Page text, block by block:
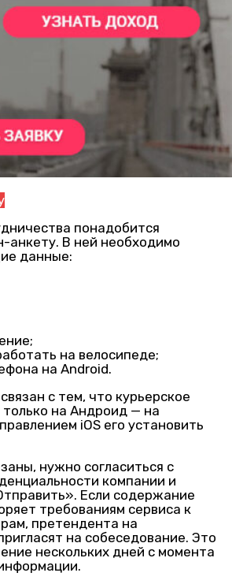
понадобится
анкету. В ней необходимо
данные:
на велосипеде;
на Android.
с тем, что курьерское
на Андроид — на
iOS его установить
нужно согласиться с
компании и
Если содержание
требованиям сервиса к
претендента на
на собеседование. Это
нескольких дней с момента